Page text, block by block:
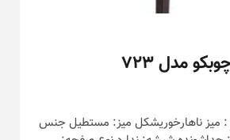
مدل ۷۲۳
: میز ناهارخوریشکل میز: مستطیل جنس